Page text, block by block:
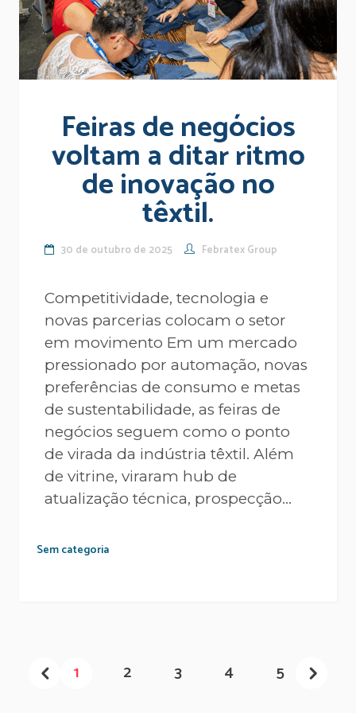
Feiras de negócios
voltam a ditar ritmo
de inovação no
têxtil.
30 de outubro de 2025 Febratex Group
Competitividade, tecnologia e
novas parcerias colocam o setor
em movimento Em um mercado
pressionado por automação, novas
preferências de consumo e metas
de sustentabilidade, as feiras de
negócios seguem como o ponto
de virada da indústria têxtil. Além
de vitrine, viraram hub de
atualização técnica, prospecção...
Sem categoria
1 2 3 4 5